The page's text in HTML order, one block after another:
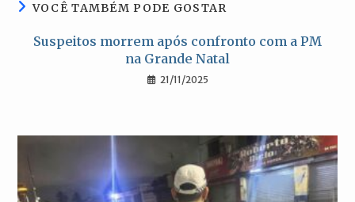
VOCÊ TAMBÉM PODE GOSTAR
Suspeitos morrem após confronto com a PM
na Grande Natal
21/11/2025